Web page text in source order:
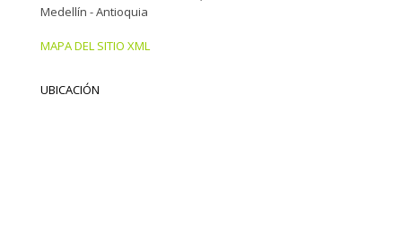
Medellín - Antioquia
MAPA DEL SITIO XML
UBICACIÓN